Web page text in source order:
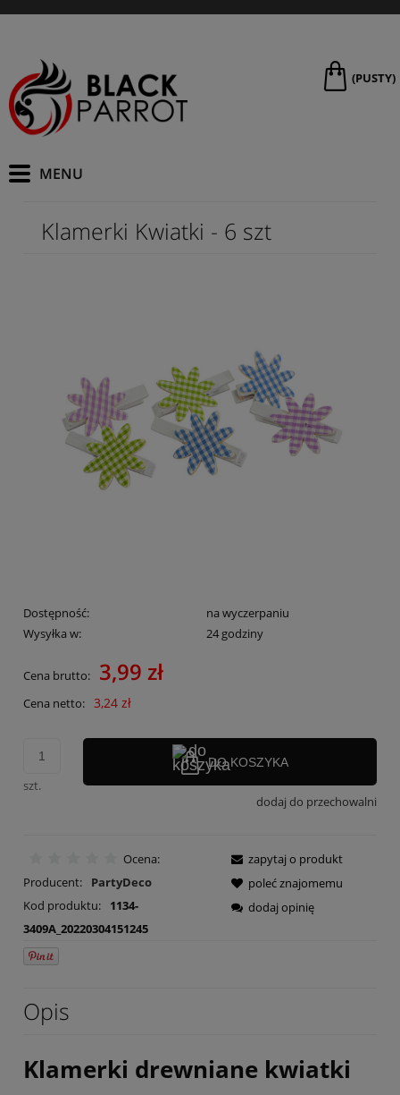
(PUSTY)
Klamerki Kwiatki - 6 szt
Dostępność:
na wyczerpaniu
Wysyłka w:
24 godziny
Cena brutto: 3,99 zł
Cena netto: 3,24 zł
szt.
DO KOSZYKA
dodaj do przechowalni
Ocena:
Producent:
PartyDeco
Kod produktu:
1134-
3409A_20220304151245
zapytaj o produkt
poleć znajomemu
dodaj opinię
Opis
Klamerki drewniane kwiatki